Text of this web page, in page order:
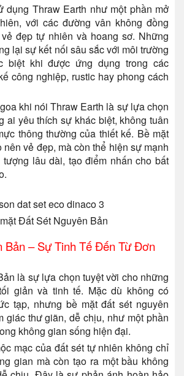
dụng Thraw Earth như một phần mở
với các đường vân không đồng
đẹp tự nhiên và hoang sơ. Những
lại sự kết nối sâu sắc với môi trường
biệt khi được ứng dụng trong các
công nghiệp, rustic hay phong cách
khi nói Thraw Earth là sự lựa chọn
ai yêu thích sự khác biệt, không tuân
thông thường của thiết kế. Bề mặt
nên vẻ đẹp, mà còn thể hiện sự mạnh
lâu dài, tạo điểm nhấn cho bất
Đất Sét Nguyên Bản
Bản – Sự Tinh Tế Đến Từ Đơn
là sự lựa chọn tuyệt vời cho những
giản và tinh tế. Mặc dù không có
tạp, nhưng bề mặt đất sét nguyên
giác thư giãn, dễ chịu, như một phần
không gian sống hiện đại.
mạc của đất sét tự nhiên không chỉ
gian mà còn tạo ra một bầu không